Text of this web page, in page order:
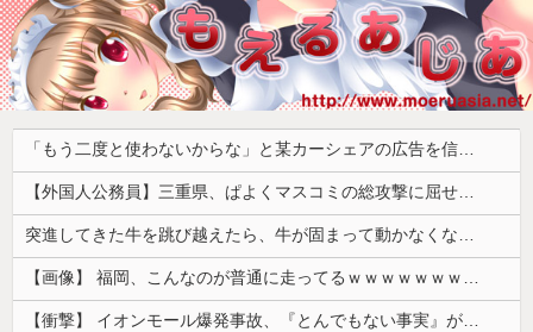
「もう二度と使わないからな」と某カーシェアの広告を信じた人が絶叫、船が遅れたからバスが無くなって困ってたりこの看板が…
【外国人公務員】三重県、ぱよくマスコミの総攻撃に屈せず！「県民対象アンケート『外国人の職員採用を続けるべきか』は差別に該当しない」結果を公表する方針
突進してきた牛を跳び越えたら、牛が固まって動かなくなった闘牛場の映像【海外の反応】
【画像】 福岡、こんなのが普通に走ってるｗｗｗｗｗｗｗｗｗｗｗｗｗｗｗｗ
【衝撃】 イオンモール爆発事故、『とんでもない事実』が判明してしまう・・・・・・